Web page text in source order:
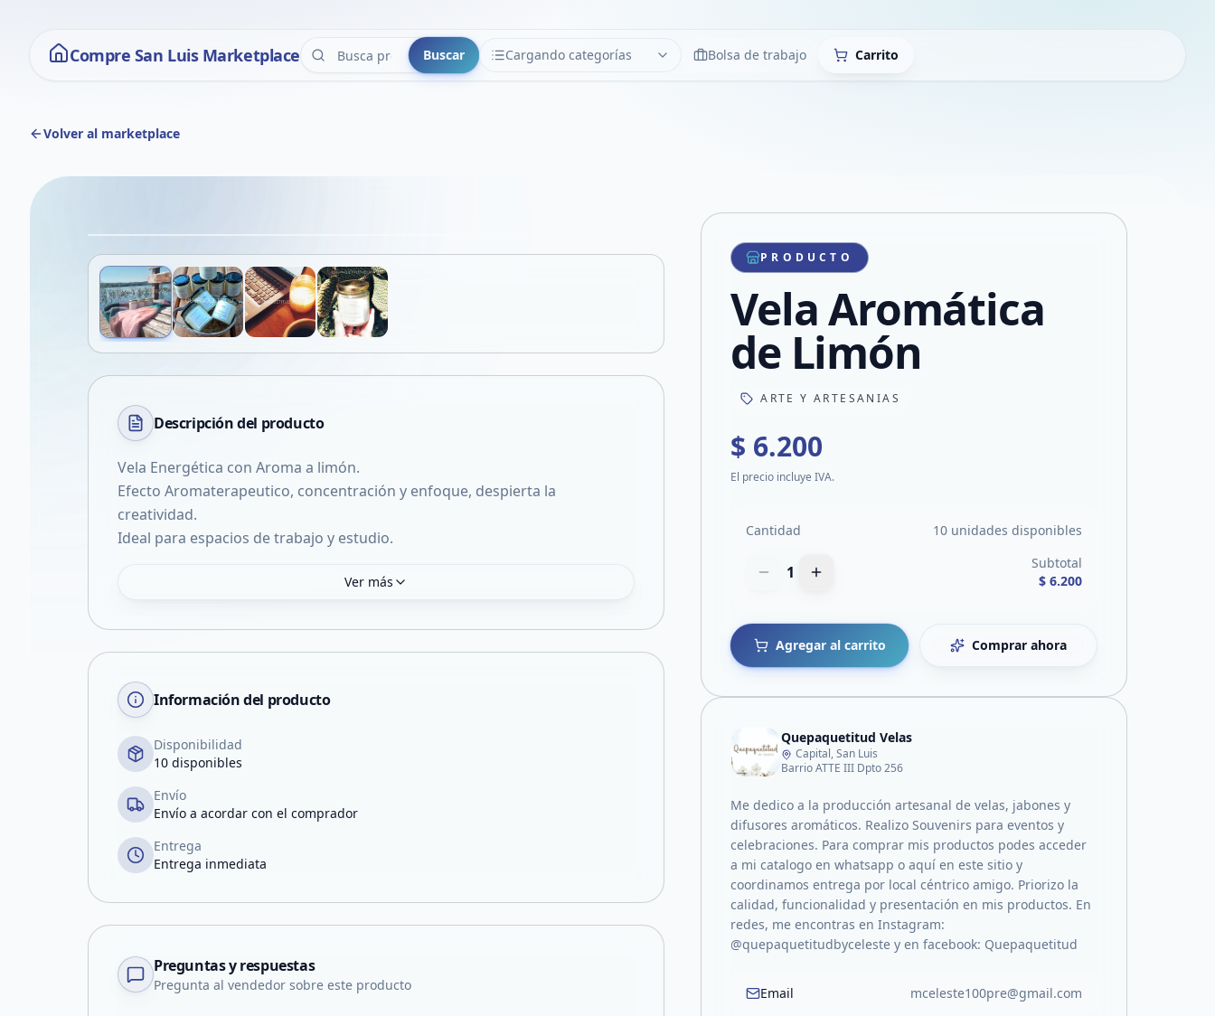
Compre San Luis Marketplace Buscar Cargando categorías
CATEGORÍAS LimpiarBolsa de trabajo Carrito
Volver al marketplace
Compartir producto
Compartir por WhatsApp
Compartir por mail
Compartir en Facebook
Descripción del producto
Vela Energética con Aroma a limón.
Efecto Aromaterapeutico, concentración y enfoque, despierta la
creatividad.
Ideal para espacios de trabajo y estudio.
Ver más
Información del producto
Disponibilidad
10 disponibles
Envío
Envío a acordar con el comprador
Entrega
Entrega inmediata
Preguntas y respuestas
Pregunta al vendedor sobre este producto
PRODUCTO
Vela Aromática
de Limón
ARTE Y ARTESANIAS
$ 6.200
El precio incluye IVA.
Cantidad 10 unidades disponibles
1
Subtotal
$ 6.200
Agregar al carrito Comprar ahora
Quepaquetitud Velas
Capital, San Luis
Barrio ATTE III Dpto 256
Me dedico a la producción artesanal de velas, jabones y
difusores aromáticos. Realizo Souvenirs para eventos y
celebraciones. Para comprar mis productos podes acceder
a mi catalogo en whatsapp o aquí en este sitio y
coordinamos entrega por local céntrico amigo. Priorizo la
calidad, funcionalidad y presentación en mis productos. En
redes, me encontras en Instagram:
@quepaquetitudbyceleste y en facebook: Quepaquetitud
Email mceleste100pre@gmail.com